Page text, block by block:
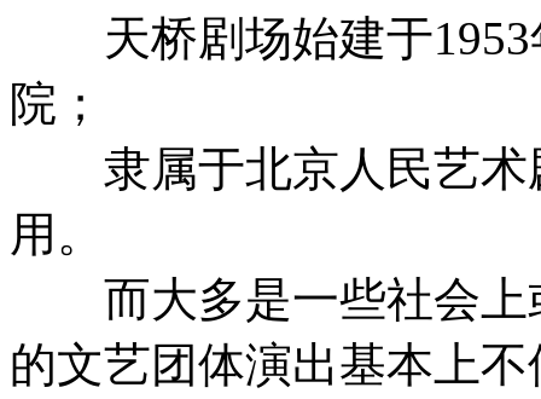
天桥剧场始建于1953
院；
隶属于北京人民艺术
用。
而大多是一些社会上
的文艺团体演出基本上